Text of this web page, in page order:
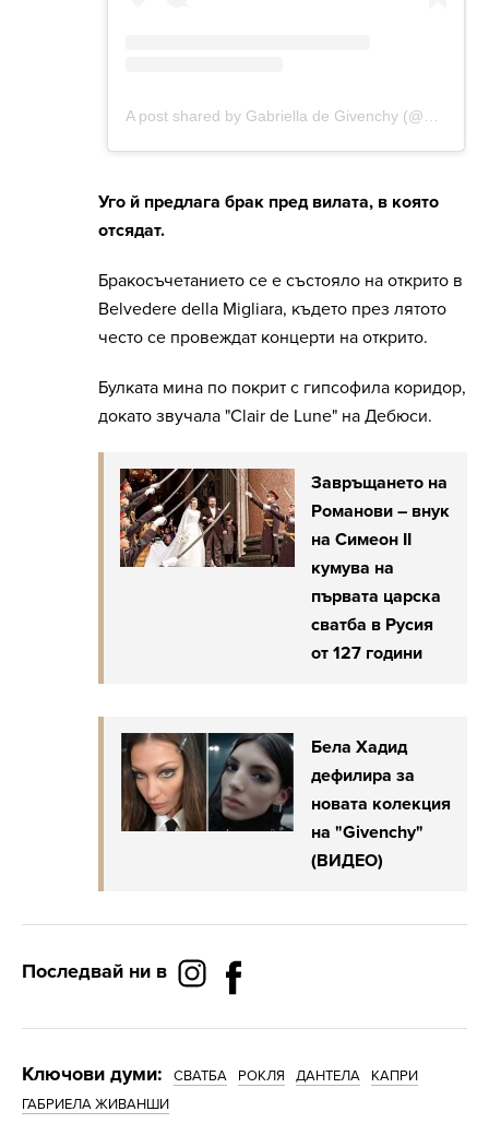
Уго й предлага брак пред вилата, в която
отсядат.
Бракосъчетанието се е състояло на открито в
Belvedere della Migliara, където през лятото
често се провеждат концерти на открито.
Булката мина по покрит с гипсофила коридор,
докато звучала "Clair de Lune" на Дебюси.
Завръщането на
Романови – внук
на Симеон II
кумува на
първата царска
сватба в Русия
от 127 години
Бела Хадид
дефилира за
новата колекция
на "Givenchy"
(ВИДЕО)
Последвай ни в
Ключови думи: СВАТБА РОКЛЯ ДАНТЕЛА
КАПРИ
ГАБРИЕЛА ЖИВАНШИ